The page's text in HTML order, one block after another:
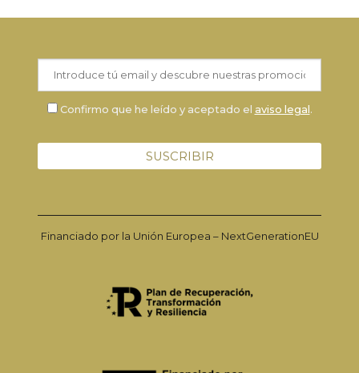
Confirmo que he leído y aceptado el aviso legal.
Financiado por la Unión Europea – NextGenerationEU